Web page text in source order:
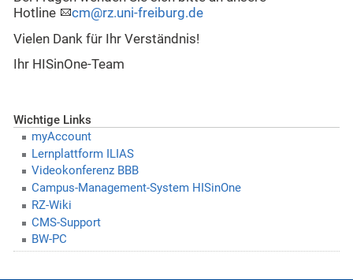
Hotline
cm@rz.uni-freiburg.de
Vielen Dank für Ihr Verständnis!
Ihr HISinOne-Team
Wichtige Links
myAccount
Lernplattform ILIAS
Videokonferenz BBB
Campus-Management-System HISinOne
RZ-Wiki
CMS-Support
BW-PC